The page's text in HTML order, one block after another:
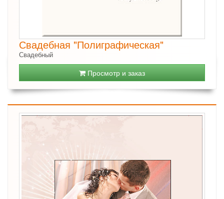
Свадебная "Полиграфическая"
Свадебный
Просмотр и заказ